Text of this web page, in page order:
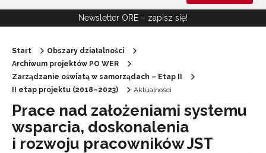
Newsletter ORE – zapisz się!
Start
Obszary działalności
Archiwum projektów PO WER
Zarządzanie oświatą w samorządach – Etap II
II etap projektu (2018–2023)
Aktualności
Prace nad założeniami systemu
wsparcia, doskonalenia
i rozwoju pracowników JST